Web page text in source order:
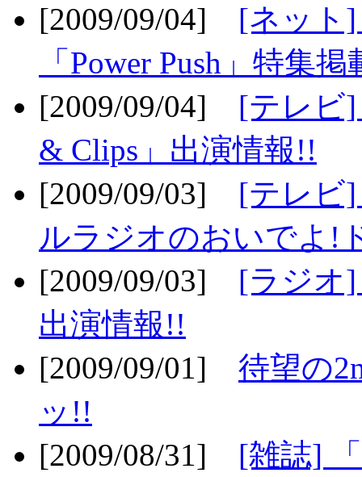
[2009/09/04] [ネット]
「Power Push」特集
[2009/09/04] [テレビ]
& Clips」出演情報!!
[2009/09/03] [テレビ
ルラジオのおいでよ!
[2009/09/03] [ラジオ]
出演情報!!
[2009/09/01] 待望の
ッ!!
[2009/08/31] [雑誌]